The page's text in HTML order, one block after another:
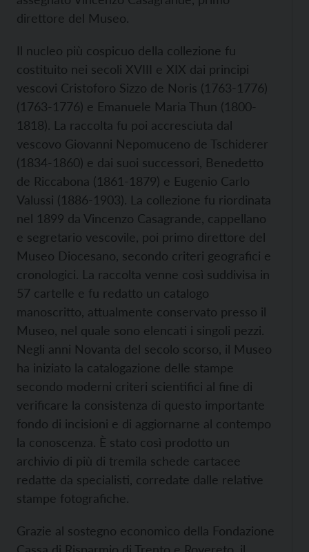
direttore del Museo.
Il nucleo più cospicuo della collezione fu
costituito nei secoli XVIII e XIX dai principi
vescovi Cristoforo Sizzo de Noris (1763-1776)
(1763-1776) e Emanuele Maria Thun (1800-
1818). La raccolta fu poi accresciuta dal
vescovo Giovanni Nepomuceno de Tschiderer
(1834-1860) e dai suoi successori, Benedetto
de Riccabona (1861-1879) e Eugenio Carlo
Valussi (1886-1903). La collezione fu riordinata
nel 1899 da Vincenzo Casagrande, cappellano
e segretario vescovile, poi primo direttore del
Museo Diocesano, secondo criteri geografici e
cronologici. La raccolta venne così suddivisa in
57 cartelle e fu redatto un catalogo
manoscritto, attualmente conservato presso il
Museo, nel quale sono elencati i singoli pezzi.
Negli anni Novanta del secolo scorso, il Museo
ha iniziato la catalogazione delle stampe
secondo moderni criteri scientifici al fine di
verificare la consistenza di questo importante
fondo di incisioni e di aggiornarne al contempo
la conoscenza. È stato così prodotto un
archivio di più di tremila schede cartacee
redatte da specialisti, corredate dalle relative
stampe fotografiche.
Grazie al sostegno economico della Fondazione